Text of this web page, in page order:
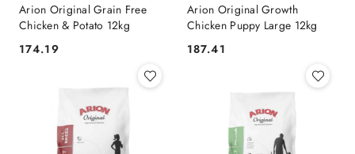
Arion Original Grain Free
Chicken & Potato 12kg
Cena:
174.19
Arion Original Growth
Chicken Puppy Large 12kg
Cena:
187.41